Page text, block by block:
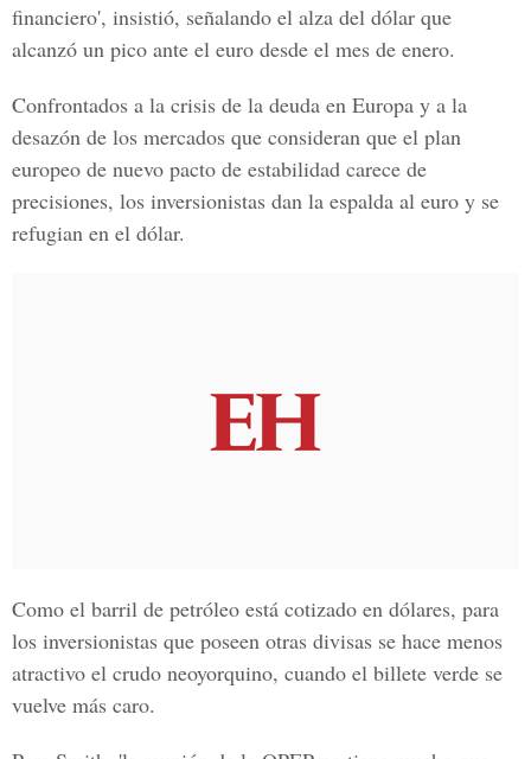
financiero', insistió, señalando el alza del dólar que
alcanzó un pico ante el euro desde el mes de enero.
Confrontados a la crisis de la deuda en Europa y a la
desazón de los mercados que consideran que el plan
europeo de nuevo pacto de estabilidad carece de
precisiones, los inversionistas dan la espalda al euro y se
refugian en el dólar.
Como el barril de petróleo está cotizado en dólares, para
los inversionistas que poseen otras divisas se hace menos
atractivo el crudo neoyorquino, cuando el billete verde se
vuelve más caro.